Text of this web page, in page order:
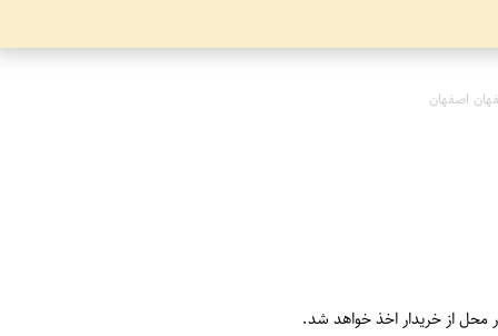
اصفهان
محل از خریدار اخذ خواهد شد.